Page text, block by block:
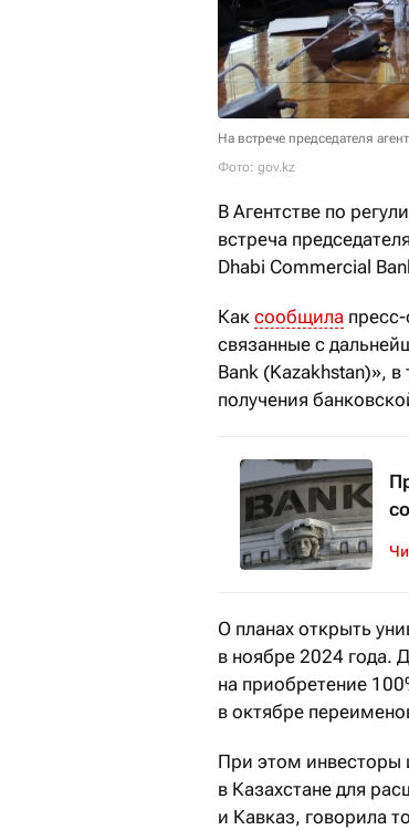
На встрече председателя
Фото: gov.kz
В Агентстве по
встреча
Dhabi Commercial
Как сообщила
связанные с
Bank (Kazakhstan)»,
получения
О планах открыть
в ноябре 2024 года.
на приобретение
в октябре
При этом инвесторы
в Казахстане для
и Кавказ, говорила